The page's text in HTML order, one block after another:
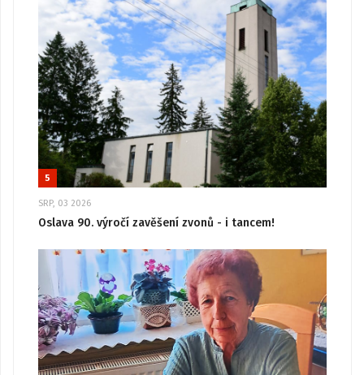
5
SRP, 03 2026
Oslava 90. výročí zavěšení zvonů - i tancem!